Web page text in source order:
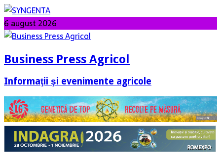
6 august 2026
Business Press Agricol
Informaţii şi evenimente agricole